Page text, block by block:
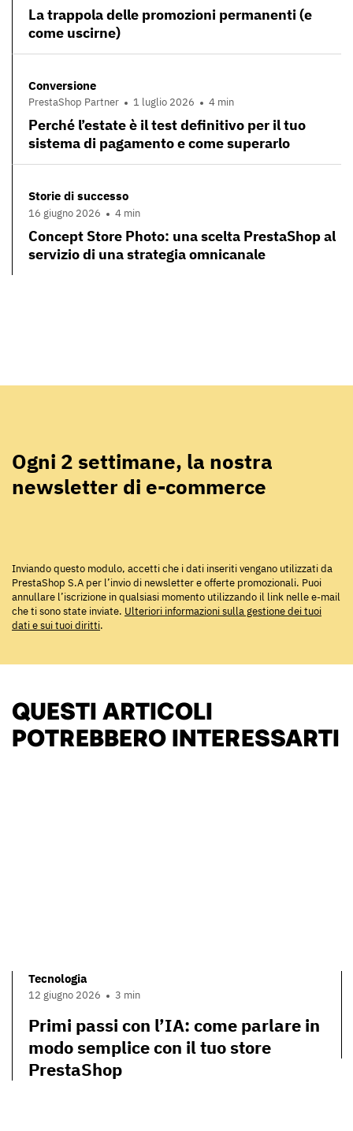
La trappola delle promozioni permanenti (e
come uscirne)
Conversione
PrestaShop Partner 1 luglio 2026 4 min
Perché l’estate è il test definitivo per il tuo
sistema di pagamento e come superarlo
Storie di successo
16 giugno 2026 4 min
Concept Store Photo: una scelta PrestaShop al
servizio di una strategia omnicanale
Ogni 2 settimane, la nostra
newsletter di e-commerce
Inviando questo modulo, accetti che i dati inseriti vengano utilizzati da
PrestaShop S.A per l’invio di newsletter e offerte promozionali. Puoi
annullare l’iscrizione in qualsiasi momento utilizzando il link nelle e-mail
che ti sono state inviate. Ulteriori informazioni sulla gestione dei tuoi
dati e sui tuoi diritti.
QUESTI ARTICOLI
POTREBBERO INTERESSARTI
Tecnologia
12 giugno 2026 3 min
Primi passi con l’IA: come parlare in
modo semplice con il tuo store
PrestaShop